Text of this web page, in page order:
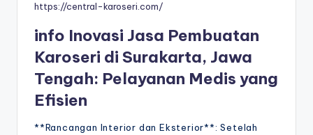
https://central-karoseri.com/
info Inovasi Jasa Pembuatan
Karoseri di Surakarta, Jawa
Tengah: Pelayanan Medis yang
Efisien
**Rancangan Interior dan Eksterior**: Setelah